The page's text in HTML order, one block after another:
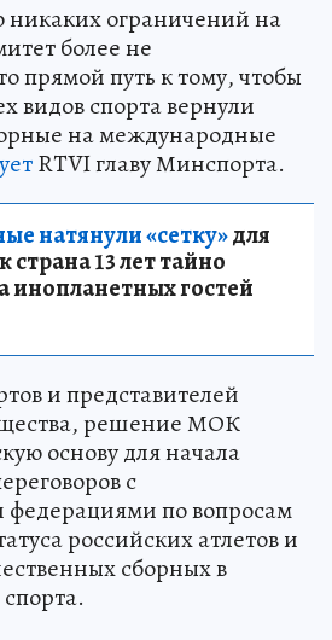
никаких ограничений на
более не
прямой путь к тому, чтобы
видов спорта вернули
на международные
RTVI главу Минспорта.
натянули «сетку»для
13 лет тайно
инопланетных гостей
и представителей
решение МОК
основу для начала
с
по вопросам
российских атлетов и
сборных в